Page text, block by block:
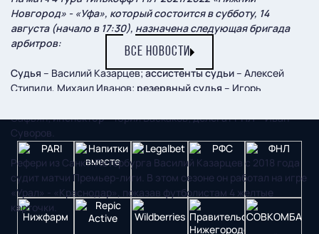
Новгород» - «Уфа», который состоится в субботу, 14
августа (начало в 17:30), назначена следующая бригада
арбитров:
Судья – Василий Казарцев;ассистенты судьи– Алексей
Стипиди, Михаил Иванов; резервный судья – Игорь
Сафьян;инспектор– Юрий Баскаков;делегат РПЛ– Иван
Суворов.
Рефери из Санкт-Петербурга Василий Казарцев с 2018 года
судит матчи Премьер-лиги. В этом сезоне он работал на игре
«Урал» - «Краснодар», показав футболистам 4 желтые
карточки.
ВСЕ НОВОСТИ